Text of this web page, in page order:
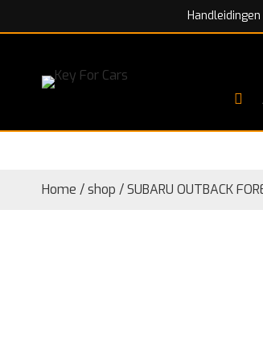
Handleidingen
Home /shop /SUBARU OUTBACK